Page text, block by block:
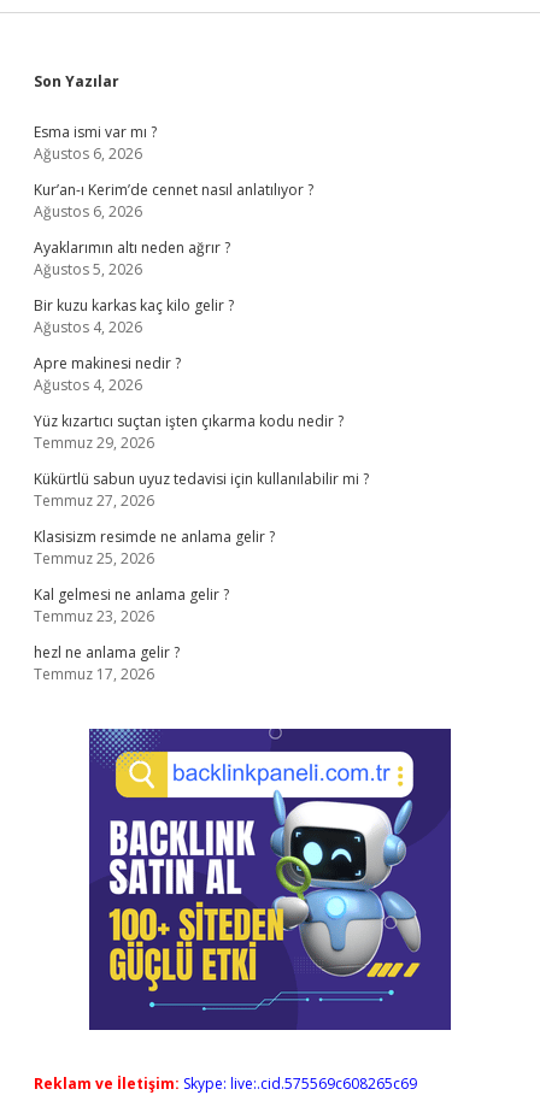
Sidebar
Son Yazılar
Esma ismi var mı ?
Ağustos 6, 2026
Kur’an-ı Kerim’de cennet nasıl anlatılıyor ?
Ağustos 6, 2026
Ayaklarımın altı neden ağrır ?
Ağustos 5, 2026
Bir kuzu karkas kaç kilo gelir ?
Ağustos 4, 2026
Apre makinesi nedir ?
Ağustos 4, 2026
Yüz kızartıcı suçtan işten çıkarma kodu nedir ?
Temmuz 29, 2026
Kükürtlü sabun uyuz tedavisi için kullanılabilir mi ?
Temmuz 27, 2026
Klasisizm resimde ne anlama gelir ?
Temmuz 25, 2026
Kal gelmesi ne anlama gelir ?
Temmuz 23, 2026
hezl ne anlama gelir ?
Temmuz 17, 2026
Reklam ve İletişim: Skype: live:.cid.575569c608265c69